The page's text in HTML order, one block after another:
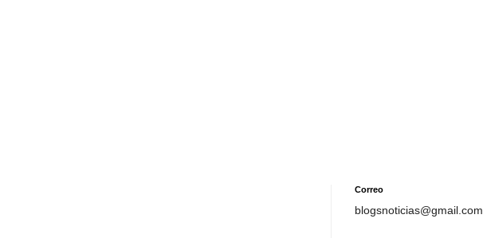
Correo
blogsnoticias@gmail.com